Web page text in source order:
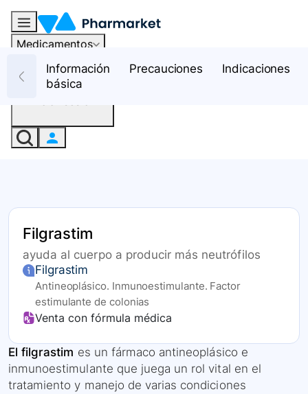
Medicamentos
RecursosInformación
básica
Precauciones Indicaciones
Filgrastim
ayuda al cuerpo a producir más neutrófilos
Filgrastim
Antineoplásico. Inmunoestimulante. Factor
estimulante de colonias
Venta con fórmula médica
El filgrastim es un fármaco antineoplásico e
inmunoestimulante que juega un rol vital en el
tratamiento y manejo de varias condiciones